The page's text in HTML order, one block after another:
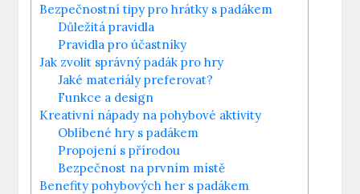
Bezpečnostní tipy pro hrátky s padákem
Důležitá pravidla
Pravidla pro účastníky
Jak zvolit správný padák pro hry
Jaké materiály preferovat?
Funkce a design
Kreativní nápady na pohybové aktivity
Oblíbené hry s padákem
Propojení s přírodou
Bezpečnost na prvním místě
Benefity pohybových her s padákem